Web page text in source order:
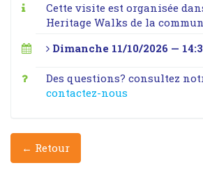
Cette visite est organisée
Heritage Walks de la
Dimanche 11/10/2026 —
Des questions? consultez
contactez-nous
← Retour